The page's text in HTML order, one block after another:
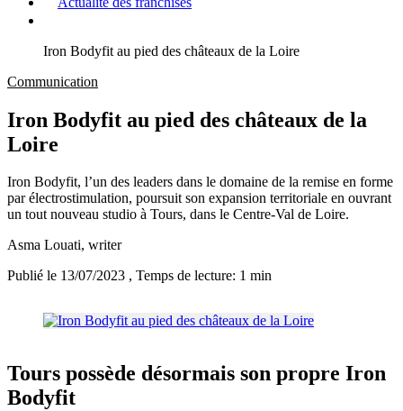
Iron Bodyfit au pied des châteaux de la Loire
Communication
Iron Bodyfit au pied des châteaux de la
Loire
Iron Bodyfit, l’un des leaders dans le domaine de la remise en forme
par électrostimulation, poursuit son expansion territoriale en ouvrant
un tout nouveau studio à Tours, dans le Centre-Val de Loire.
Asma Louati, writer
Publié le 13/07/2023 , Temps de lecture: 1 min
Tours possède désormais son propre Iron
Bodyfit